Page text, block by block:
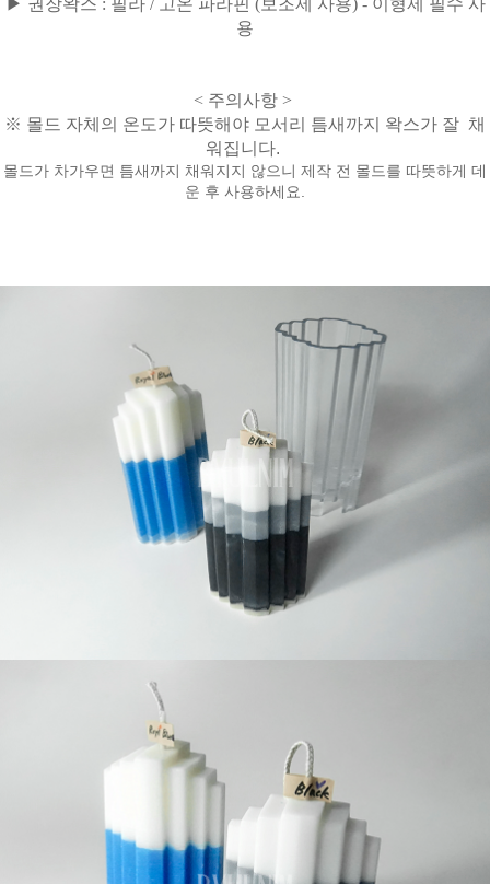
▶ 권장왁스 : 필라 / 고온 파라핀 (보조제 사용) - 이형제 필수 사
용
< 주의사항 >
※ 몰드 자체의 온도가 따뜻해야 모서리 틈새까지
왁스가 잘 채
워집니다.
몰드가 차가우면 틈새까지 채워지지 않으니 제작 전 몰드를 따뜻하게 데
운 후 사용하세요.